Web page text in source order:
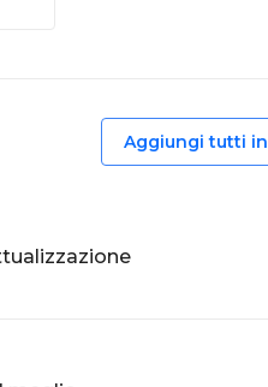
Aggiungi tutti